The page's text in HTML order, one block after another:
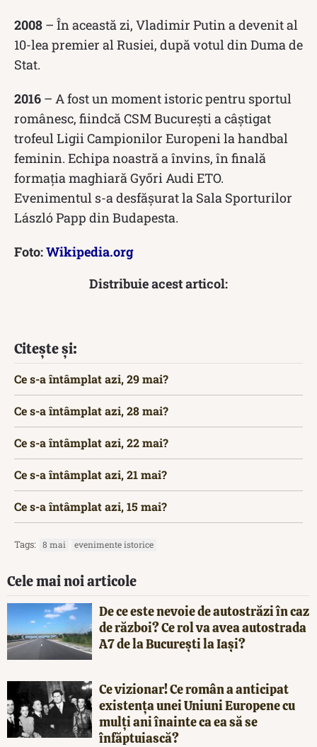
2008 – În această zi, Vladimir Putin a devenit al
10-lea premier al Rusiei, după votul din Duma de
Stat.
2016 – A fost un moment istoric pentru sportul
românesc, fiindcă CSM București a câștigat
trofeul Ligii Campionilor Europeni la handbal
feminin. Echipa noastră a învins, în finală
formația maghiară Győri Audi ETO.
Evenimentul s-a desfășurat la Sala Sporturilor
László Papp din Budapesta.
Foto:Wikipedia.org
Distribuie acest articol:
Citește și:
Ce s-a întâmplat azi, 29 mai?
Ce s-a întâmplat azi, 28 mai?
Ce s-a întâmplat azi, 22 mai?
Ce s-a întâmplat azi, 21 mai?
Ce s-a întâmplat azi, 15 mai?
Tags: 8 mai evenimente istorice
Cele mai noi articole
De ce este nevoie de autostrăzi în caz
de război? Ce rol va avea autostrada
A7 de la București la Iași?
Ce vizionar! Ce român a anticipat
existența unei Uniuni Europene cu
mulți ani înainte ca ea să se
înfăptuiască?